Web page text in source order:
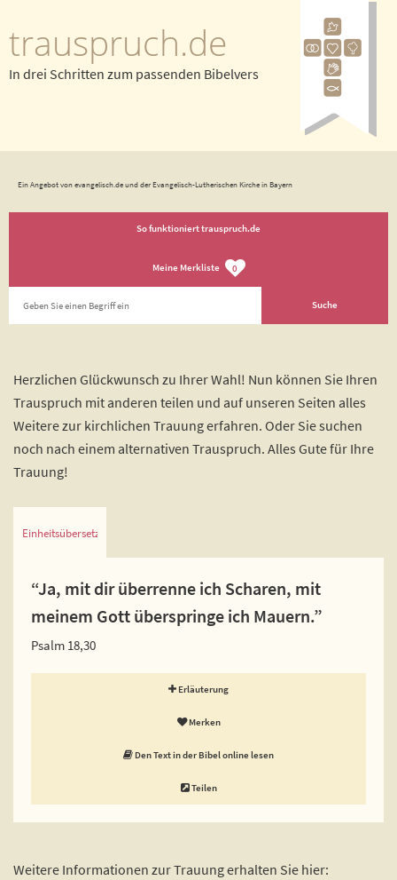
trauspruch.de
In drei Schritten zum passenden Bibelvers
Ein Angebot von evangelisch.de und der Evangelisch-Lutherischen Kirche in Bayern
So funktioniert trauspruch.de
Meine Merkliste 0
Herzlichen Glückwunsch zu Ihrer Wahl! Nun können Sie Ihren
Trauspruch mit anderen teilen und auf unseren Seiten alles
Weitere zur kirchlichen Trauung erfahren. Oder Sie suchen
noch nach einem alternativen Trauspruch. Alles Gute für Ihre
Trauung!
Einheitsübersetzung
“Ja, mit dir überrenne ich Scharen, mit
meinem Gott überspringe ich Mauern.”
Psalm 18,30
Erläuterung
Merken
Den Text in der Bibel online lesen
Teilen
Weitere Informationen zur Trauung erhalten Sie hier: